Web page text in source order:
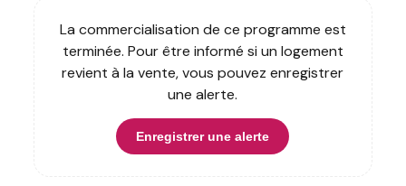
La commercialisation de ce programme est
terminée. Pour être informé si un logement
revient à la vente, vous pouvez enregistrer
une alerte.
Enregistrer une alerte